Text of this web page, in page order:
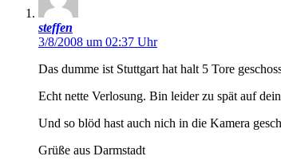
steffen
3/8/2008 um 02:37 Uhr
Das dumme ist Stuttgart hat halt 5 Tore
Echt nette Verlosung. Bin leider zu spät auf
Und so blöd hast auch nich in die Kamera
Grüße aus Darmstadt